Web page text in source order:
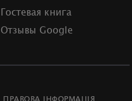
Гостевая книга
Отзывы Google
ПРАВОВА ІНФОРМАЦІЯ